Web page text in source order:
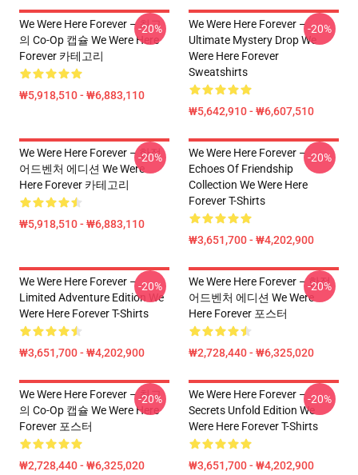
We Were Here Forever – 최고
의 Co-Op 캡슐 We Were Here
Forever 카테고리
₩5,918,510 - ₩6,883,110
-20%
We Were Here Forever –
Ultimate Mystery Drop We
Were Here Forever
Sweatshirts
₩5,642,910 - ₩6,607,510
-20%
We Were Here Forever – 한정
어드벤처 에디션 We Were
Here Forever 카테고리
₩5,918,510 - ₩6,883,110
-20%
We Were Here Forever –
Echoes Of Friendship
Collection We Were Here
Forever T-Shirts
₩3,651,700 - ₩4,202,900
-20%
We Were Here Forever –
Limited Adventure Edition We
Were Here Forever T-Shirts
₩3,651,700 - ₩4,202,900
-20%
We Were Here Forever – 한정
어드벤처 에디션 We Were
Here Forever 포스터
₩2,728,440 - ₩6,325,020
-20%
We Were Here Forever – 최고
의 Co-Op 캡슐 We Were Here
Forever 포스터
₩2,728,440 - ₩6,325,020
-20%
We Were Here Forever –
Secrets Unfold Edition We
Were Here Forever T-Shirts
₩3,651,700 - ₩4,202,900
-20%